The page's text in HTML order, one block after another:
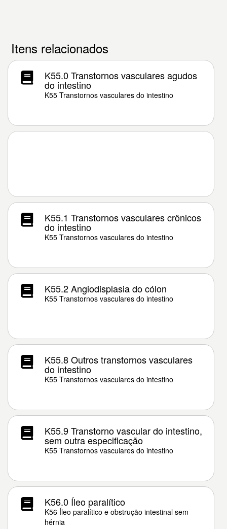
Itens relacionados
K55.0 Transtornos vasculares agudos
do intestino
K55 Transtornos vasculares do intestino
K55.1 Transtornos vasculares crônicos
do intestino
K55 Transtornos vasculares do intestino
K55.2 Angiodisplasia do cólon
K55 Transtornos vasculares do intestino
K55.8 Outros transtornos vasculares
do intestino
K55 Transtornos vasculares do intestino
K55.9 Transtorno vascular do intestino,
sem outra especificação
K55 Transtornos vasculares do intestino
K56.0 Íleo paralítico
K56 Íleo paralítico e obstrução intestinal sem
hérnia